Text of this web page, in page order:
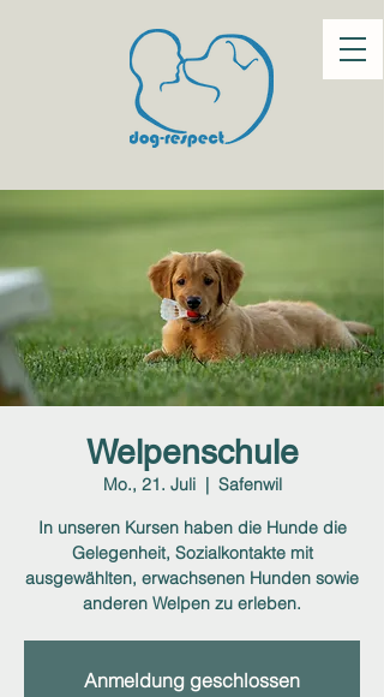
Welpenschule
Mo., 21. Juli
  |
Safenwil
In unseren Kursen haben die Hunde die
Gelegenheit, Sozialkontakte mit
ausgewählten, erwachsenen Hunden sowie
anderen Welpen zu erleben.
Anmeldung geschlossen